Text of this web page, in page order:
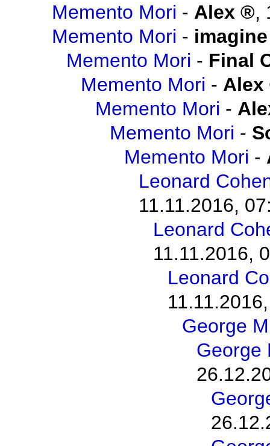
Memento Mori - Alex ,
Memento Mori - imagine
Memento Mori - Final
Memento Mori - Alex
Memento Mori -
Memento Mori -
Memento Mori -
Leonard
11.11.2016,
Leonard
11.11.2016,
Leonard
George
George